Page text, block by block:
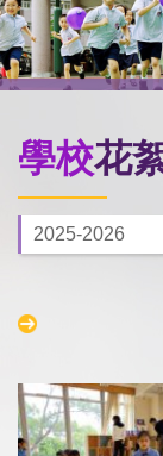
學校花